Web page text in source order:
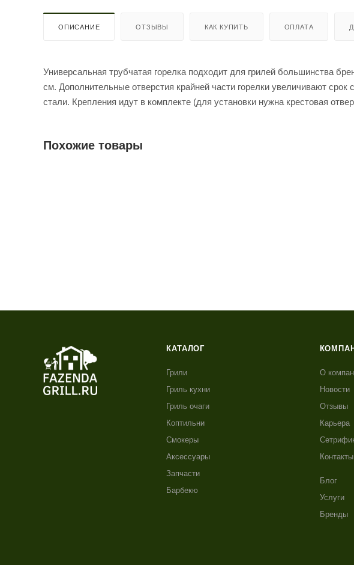
ОПИСАНИЕ ОТЗЫВЫ КАК КУПИТЬ ОПЛАТА
Универсальная трубчатая горелка подходит для грилей большинства
см. Дополнительные отверстия крайней части горелки увеличивают
стали. Крепления идут в комплекте (для установки нужна крестовая
Похожие товары
КАТАЛОГ
Грили
Гриль кухни
Гриль очаги
Коптильни
Смокеры
Аксессуары
Запчасти
Барбекю
О
Новости
Отзывы
Карьера
Контакты
Блог
Услуги
Бренды